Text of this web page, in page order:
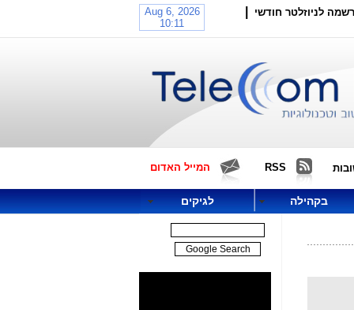
לניוזלטר חודשי
RSS המייל האדום
בקהילה לגיקים